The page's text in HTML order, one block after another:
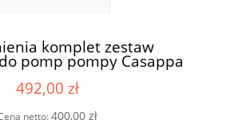
komplet zestaw
pomp pompy Casappa
KP30-84E4-S/D
492,00 zł
netto:400,00 zł